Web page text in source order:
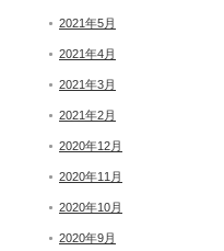
2021年5月
2021年4月
2021年3月
2021年2月
2020年12月
2020年11月
2020年10月
2020年9月